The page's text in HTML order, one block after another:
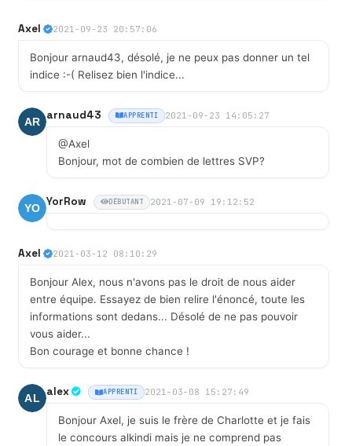
Axel 2021-09-23 20:57:06
Bonjour arnaud43, désolé, je ne peux pas donner un tel
indice :-( Relisez bien l'indice...
arnaud43 APPRENTI 2021-09-23 14:05:27
@Axel
Bonjour, mot de combien de lettres SVP?
YorRow DÉBUTANT 2021-07-09 19:12:52
Axel 2021-03-12 08:10:29
Bonjour Alex, nous n'avons pas le droit de nous aider
entre équipe. Essayez de bien relire l'énoncé, toute les
informations sont dedans... Désolé de ne pas pouvoir
vous aider...
Bon courage et bonne chance !
alex APPRENTI 2021-03-08 15:27:49
Bonjour Axel, je suis le frère de Charlotte et je fais
le concours alkindi mais je ne comprend pas